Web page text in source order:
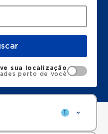
sua localização
perto de você
1